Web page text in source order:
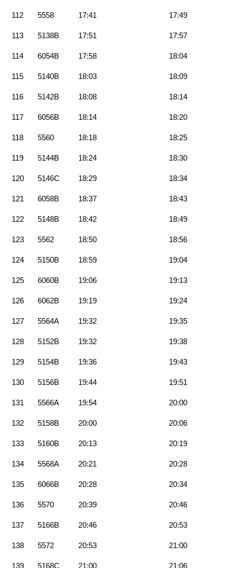
112 5558 17:41 17:49
113 5138B 17:51 17:57
114 6054B 17:58 18:04
115 5140B 18:03 18:09
116 5142B 18:08 18:14
117 6056B 18:14 18:20
118 5560 18:18 18:25
119 5144B 18:24 18:30
120 5146C 18:29 18:34
121 6058B 18:37 18:43
122 5148B 18:42 18:49
123 5562 18:50 18:56
124 5150B 18:59 19:04
125 6060B 19:06 19:13
126 6062B 19:19 19:24
127 5564A 19:32 19:35
128 5152B 19:32 19:38
129 5154B 19:36 19:43
130 5156B 19:44 19:51
131 5566A 19:54 20:00
132 5158B 20:00 20:06
133 5160B 20:13 20:19
134 5568A 20:21 20:28
135 6066B 20:28 20:34
136 5570 20:39 20:46
137 5166B 20:46 20:53
138 5572 20:53 21:00
139 5168C 21:00 21:06